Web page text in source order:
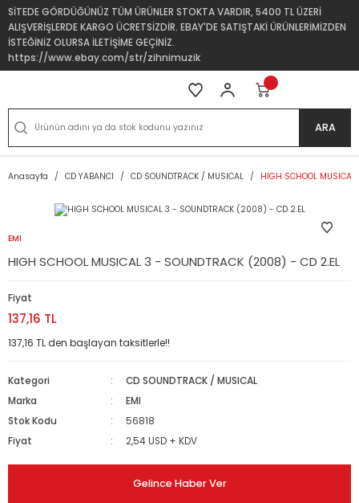
SİTEDE GÖRDÜĞÜNÜZ TÜM ÜRÜNLER STOKTA VARDIR, 5400 TL ÜZERİ
ALIŞVERİŞLERDE KARGO ÜCRETSİZDİR. EBAY'DE SATIŞTAKİ ÜRÜNLERİMİZDEN
İSTEĞİNİZ OLURSA İLETİŞİME GEÇİNİZ.
https://www.ebay.com/str/zihnimuzik
ARA
Anasayfa CD YABANCI CD SOUNDTRACK / MUSICAL HIGH SCHOOL
EMI
HIGH SCHOOL MUSICAL 3 - SOUNDTRACK (2008) - CD 2.EL
Fiyat
137,16 TL
137,16 TL den başlayan taksitlerle!!
Kategori
CD SOUNDTRACK / MUSICAL
Marka
EMI
Stok Kodu
56818
Fiyat
2,54 USD + KDV
Gelince Haber Ver